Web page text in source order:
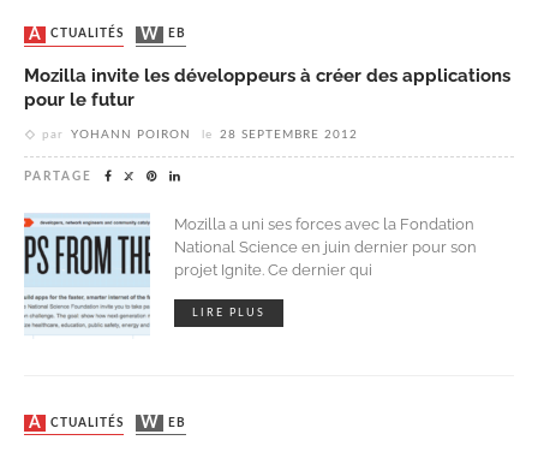
ACTUALITÉS WEB
Mozilla invite les développeurs à créer des applications
pour le futur
par YOHANN POIRON le 28 SEPTEMBRE 2012
PARTAGE
Mozilla a uni ses forces avec la Fondation
National Science en juin dernier pour son
projet Ignite. Ce dernier qui
LIRE PLUS
ACTUALITÉS WEB